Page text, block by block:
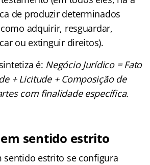
de produzir determinados
adquirir, resguardar,
ou extinguir direitos).
é: Negócio Jurídico = Fato
+ Licitude + Composição de
com finalidade específica.
sentido estrito
sentido estrito se configura